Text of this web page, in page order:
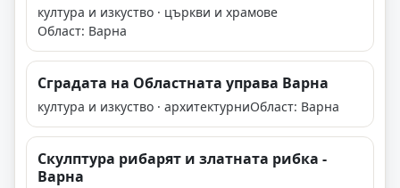
култура и изкуство · църкви и храмове
Област: Варна
Сградата на Областната управа Варна
култура и изкуство · архитектурниОбласт: Варна
Скулптура рибарят и златната рибка -
Варна